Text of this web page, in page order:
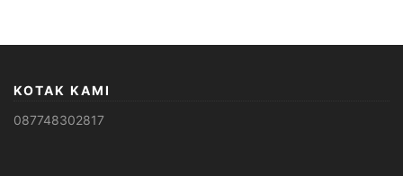
KOTAK KAMI
087748302817